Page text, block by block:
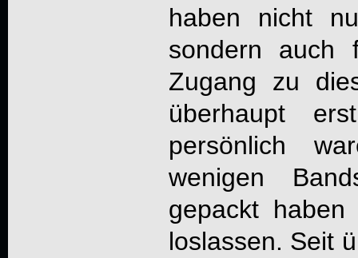
haben nicht
sondern
Zugang zu
überhaupt
persönlich
wenigen
gepackt
loslassen. Seit